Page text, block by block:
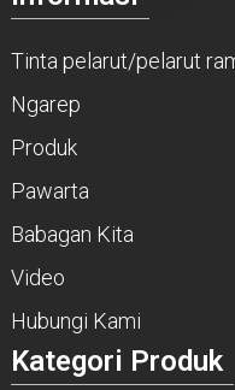
Tinta pelarut/pelarut
Ngarep
Produk
Pawarta
Babagan Kita
Video
Hubungi Kami
Kategori Produk